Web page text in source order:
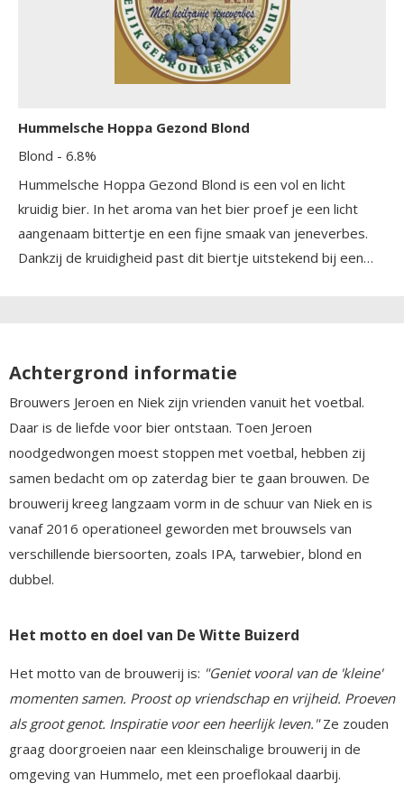
Hummelsche Hoppa Gezond Blond
Blond - 6.8%
Hummelsche Hoppa Gezond Blond is een vol en licht
kruidig bier. In het aroma van het bier proef je een licht
aangenaam bittertje en een fijne smaak van jeneverbes.
Dankzij de kruidigheid past dit biertje uitstekend bij een
Achtergrond informatie
Brouwers Jeroen en Niek zijn vrienden vanuit het voetbal.
Daar is de liefde voor bier ontstaan. Toen Jeroen
noodgedwongen moest stoppen met voetbal, hebben zij
samen bedacht om op zaterdag bier te gaan brouwen. De
brouwerij kreeg langzaam vorm in de schuur van Niek en is
vanaf 2016 operationeel geworden met brouwsels van
verschillende biersoorten, zoals IPA, tarwebier, blond en
dubbel.
Het motto en doel van De Witte Buizerd
Het motto van de brouwerij is: "Geniet vooral van de 'kleine'
momenten samen. Proost op vriendschap en vrijheid. Proeven
als groot genot. Inspiratie voor een heerlijk leven."Ze zouden
graag doorgroeien naar een kleinschalige brouwerij in de
omgeving van Hummelo, met een proeflokaal daarbij.